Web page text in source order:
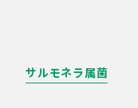
サルモネラ属菌